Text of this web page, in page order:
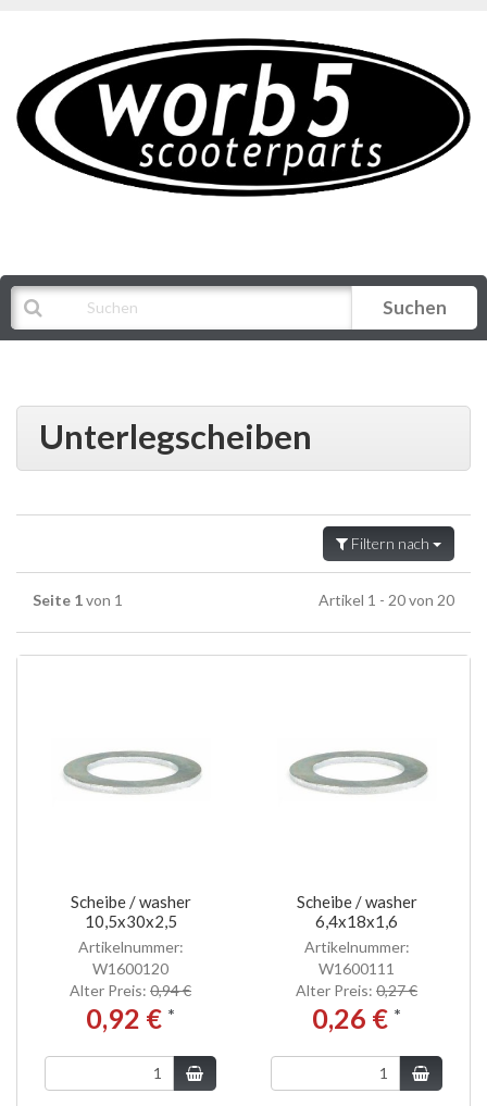
Suchen
Unterlegscheiben
Filtern nach
Seite 1von 1 Artikel 1 - 20 von 20
Scheibe / washer
10,5x30x2,5
Artikelnummer:
W1600120
Alter Preis: 0,94 €
0,92 € *
Scheibe / washer
6,4x18x1,6
Artikelnummer:
W1600111
Alter Preis: 0,27 €
0,26 € *